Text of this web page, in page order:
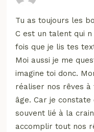
Tu as toujours les
C est un talent qui
fois que je lis tes
Moi aussi je me
imagine toi donc.
réaliser nos rêves
âge. Car je
souvent lié à la
accomplir tout nos